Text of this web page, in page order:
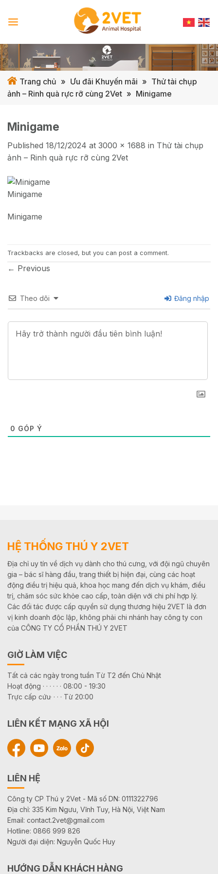
Trang chủ » Ưu đãi Khuyến mãi » Thử tài chụp
ảnh – Rinh quà rực rỡ cùng 2Vet » Minigame
Minigame
Published 18/12/2024 at 3000 × 1688 in Thử tài chụp
ảnh – Rinh quà rực rỡ cùng 2Vet
Minigame
Minigame
Trackbacks are closed, but you can post a comment.
← Previous
Theo dõi Đăng nhập
0 GÓP Ý
HỆ THỐNG THÚ Y 2VET
Địa chỉ uy tín về dịch vụ dành cho thú cưng, với đội ngũ chuyên
gia – bác sĩ hàng đầu, trang thiết bị hiện đại, cùng các hoạt
động điều trị hiệu quả, khoa học mang đến dịch vụ khám, điều
trị, chăm sóc sức khỏe cao cấp, toàn diện với chi phí hợp lý.
Các đối tác được cấp quyền sử dụng thương hiệu 2VET là đơn
vị kinh doanh độc lập, không phải chi nhánh hay công ty con
của CÔNG TY CỔ PHẦN THÚ Y 2VET
GIỜ LÀM VIỆC
Tất cả các ngày trong tuần Từ T2 đến Chủ Nhật
Hoạt động · · · · · · 08:00 - 19:30
Trực cấp cứu· · · · Từ 20:00
LIÊN KẾT MẠNG XÃ HỘI
LIÊN HỆ
Công ty CP Thú y 2Vet - Mã số DN: 0111322796
Địa chỉ: 335 Kim Ngưu, Vĩnh Tuy, Hà Nội, Việt Nam
Email: contact.2vet@gmail.com
Hotline: 0866 999 826
Người đại diện: Nguyễn Quốc Huy
HƯỚNG DẪN KHÁCH HÀNG